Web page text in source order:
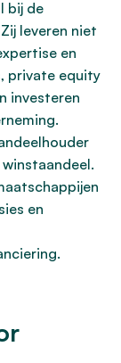
bij de
leveren niet
en
private equity
investeren
en